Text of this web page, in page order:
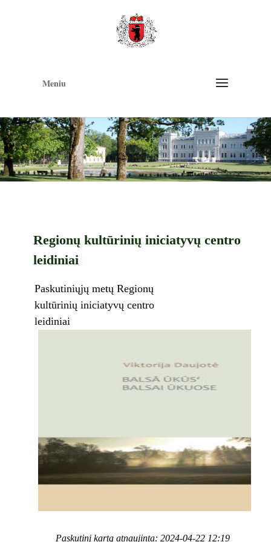
Meniu
Regionų kultūrinių iniciatyvų centro
leidiniai
Paskutiniųjų metų Regionų
kultūrinių iniciatyvų centro
leidiniai
Paskutinį kartą atnaujinta: 2024-04-22 12:19